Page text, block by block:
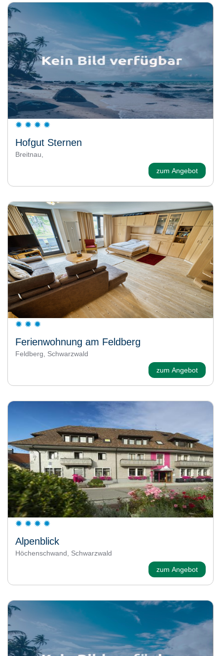
Hofgut Sternen
Breitnau,
zum Angebot
Ferienwohnung am Feldberg
Feldberg, Schwarzwald
zum Angebot
Alpenblick
Höchenschwand, Schwarzwald
zum Angebot